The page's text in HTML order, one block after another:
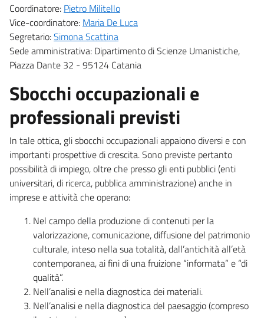
Coordinatore: Pietro Militello
Vice-coordinatore: Maria De Luca
Segretario:Simona Scattina
Sede amministrativa: Dipartimento di Scienze Umanistiche,
Piazza Dante 32 - 95124 Catania
Sbocchi occupazionali e
professionali previsti
In tale ottica, gli sbocchi occupazionali appaiono diversi e con
importanti prospettive di crescita. Sono previste pertanto
possibilità di impiego, oltre che presso gli enti pubblici (enti
universitari, di ricerca, pubblica amministrazione) anche in
imprese e attività che operano:
Nel campo della produzione di contenuti per la
valorizzazione, comunicazione, diffusione del patrimonio
culturale, inteso nella sua totalità, dall’antichità all’età
contemporanea, ai fini di una fruizione “informata” e “di
qualità”.
Nell’analisi e nella diagnostica dei materiali.
Nell’analisi e nella diagnostica del paesaggio (compreso